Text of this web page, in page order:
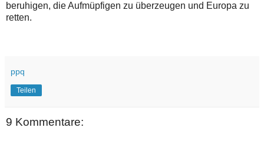
beruhigen, die Aufmüpfigen zu überzeugen und Europa zu
retten.
ppq
Teilen
9 Kommentare: